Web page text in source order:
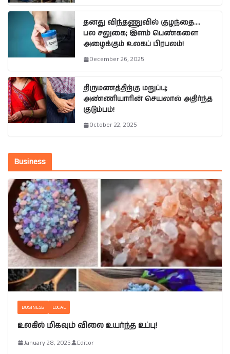
தனது விந்தணுவில் குழந்தை….
பல சலுகை; இளம் பெண்களை
அழைக்கும் உலகப் பிரபலம்!
December 26, 2025
திருமணத்திற்கு மறுப்பு;
அண்ணியாரின் செயலால் அதிர்ந்த
குடும்பம்!
October 22, 2025
Business
BUSINESS LOCAL
உலகில் மிகவும் விலை உயர்ந்த உப்பு!
January 28, 2025 Editor